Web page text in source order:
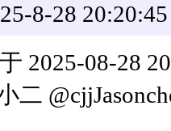
8-28 20:20:45
2025-08-28
二